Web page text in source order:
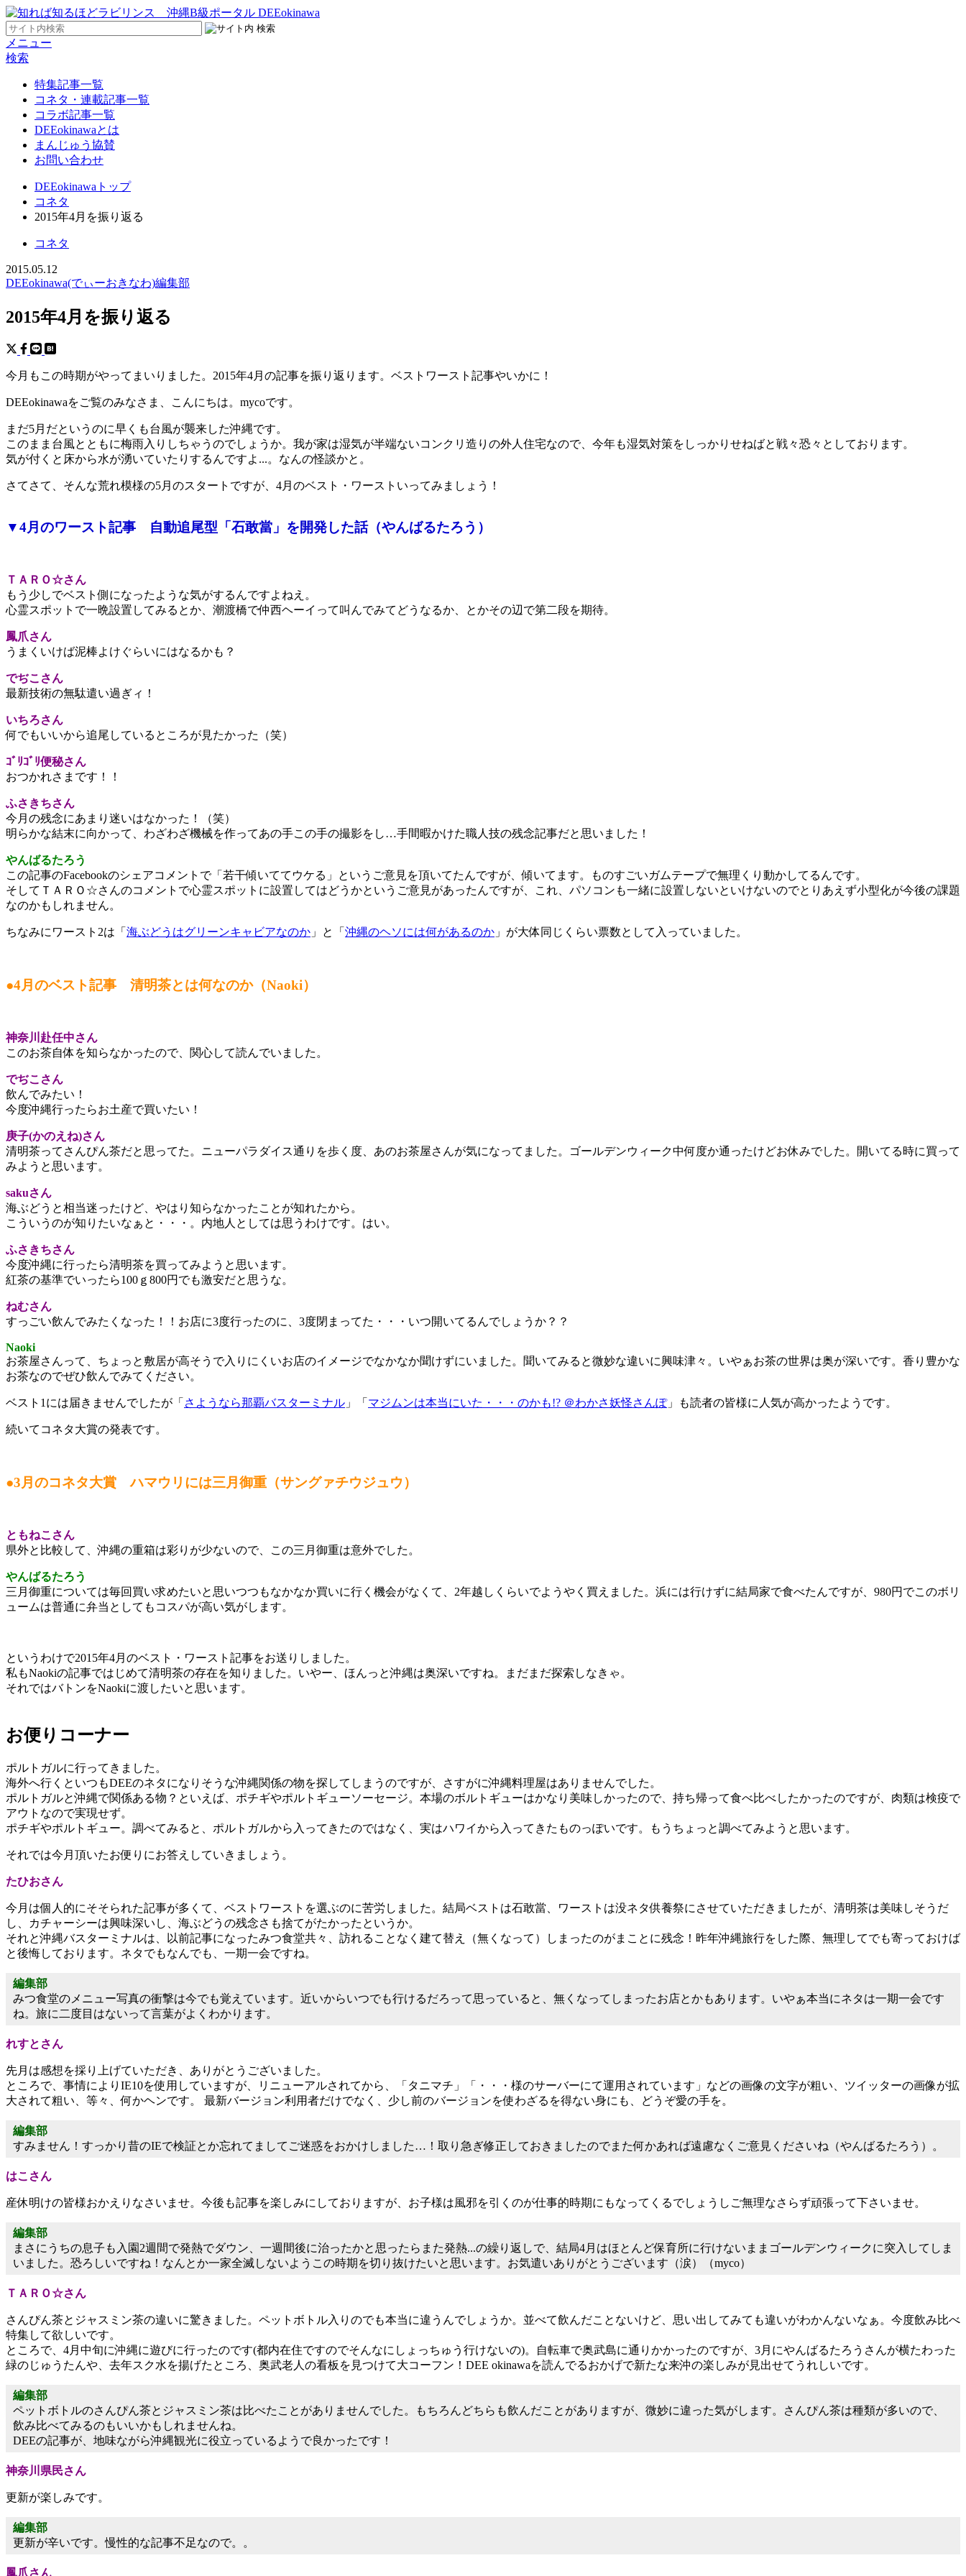
メニュー
検索
特集記事一覧
コネタ・連載記事一覧
コラボ記事一覧
DEEokinawaとは
まんじゅう協賛
お問い合わせ
DEEokinawaトップ
コネタ
2015年4月を振り返る
コネタ
2015.05.12
DEEokinawa(でぃーおきなわ)編集部
2015年4月を振り返る
今月もこの時期がやってまいりました。2015年4月の記事を振り返ります。ベストワースト記事やいかに！
DEEokinawaをご覧のみなさま、こんにちは。mycoです。
まだ5月だというのに早くも台風が襲来した沖縄です。
このまま台風とともに梅雨入りしちゃうのでしょうか。我が家は湿気が半端ないコンクリ造りの外人住宅なので、今年も湿気対策をしっかりせねばと戦々恐々としております。
気が付くと床から水が湧いていたりするんですよ...。なんの怪談かと。
さてさて、そんな荒れ模様の5月のスタートですが、4月のベスト・ワーストいってみましょう！
▼4月のワースト記事 自動追尾型「石敢當」を開発した話（やんばるたろう）
ＴＡＲＯ☆さん
もう少しでベスト側になったような気がするんですよねえ。
心霊スポットで一晩設置してみるとか、潮渡橋で仲西ヘーイって叫んでみてどうなるか、とかその辺で第二段を期待。
鳳爪さん
うまくいけば泥棒よけぐらいにはなるかも？
でぢこさん
最新技術の無駄遣い過ぎィ！
いちろさん
何でもいいから追尾しているところが見たかった（笑）
ｺﾞﾘｺﾞﾘ便秘さん
おつかれさまです！！
ふさきちさん
今月の残念にあまり迷いはなかった！（笑）
明らかな結末に向かって、わざわざ機械を作ってあの手この手の撮影をし…手間暇かけた職人技の残念記事だと思いました！
やんばるたろう
この記事のFacebookのシェアコメントで「若干傾いててウケる」というご意見を頂いてたんですが、傾いてます。ものすごいガムテープで無理くり動かしてるんです。
そしてＴＡＲＯ☆さんのコメントで心霊スポットに設置してはどうかというご意見があったんですが、これ、パソコンも一緒に設置しないといけないのでとりあえず小型化が今後の課題
なのかもしれません。
ちなみにワースト2は「 海ぶどうはグリーンキャビアなのか 」と「 沖縄のヘソには何があるのか 」が大体同じくらい票数として入っていました。
●4月のベスト記事 清明茶とは何なのか（Naoki）
神奈川赴任中さん
このお茶自体を知らなかったので、関心して読んでいました。
でぢこさん
飲んでみたい！
今度沖縄行ったらお土産で買いたい！
庚子(かのえね)さん
清明茶ってさんぴん茶だと思ってた。ニューパラダイス通りを歩く度、あのお茶屋さんが気になってました。ゴールデンウィーク中何度か通ったけどお休みでした。開いてる時に買って
みようと思います。
sakuさん
海ぶどうと相当迷ったけど、やはり知らなかったことが知れたから。
こういうのが知りたいなぁと・・・。内地人としては思うわけです。はい。
ふさきちさん
今度沖縄に行ったら清明茶を買ってみようと思います。
紅茶の基準でいったら100ｇ800円でも激安だと思うな。
ねむさん
すっごい飲んでみたくなった！！お店に3度行ったのに、3度閉まってた・・・いつ開いてるんでしょうか？？
Naoki
お茶屋さんって、ちょっと敷居が高そうで入りにくいお店のイメージでなかなか聞けずにいました。聞いてみると微妙な違いに興味津々。いやぁお茶の世界は奥が深いです。香り豊かな
お茶なのでぜひ飲んでみてください。
ベスト1には届きませんでしたが「 さようなら那覇バスターミナル 」「 マジムンは本当にいた・・・のかも!? ＠わかさ妖怪さんぽ」も読者の皆様に人気が高かったようです。
続いてコネタ大賞の発表です。
●3月のコネタ大賞 ハマウリには三月御重（サングァチウジュウ）
ともねこさん
県外と比較して、沖縄の重箱は彩りが少ないので、この三月御重は意外でした。
やんばるたろう
三月御重については毎回買い求めたいと思いつつもなかなか買いに行く機会がなくて、2年越しくらいでようやく買えました。浜には行けずに結局家で食べたんですが、980円でこのボリ
ュームは普通に弁当としてもコスパが高い気がします。
というわけで2015年4月のベスト・ワースト記事をお送りしました。
私もNaokiの記事ではじめて清明茶の存在を知りました。いやー、ほんっと沖縄は奥深いですね。まだまだ探索しなきゃ。
それではバトンをNaokiに渡したいと思います。
お便りコーナー
ポルトガルに行ってきました。
海外へ行くといつもDEEのネタになりそうな沖縄関係の物を探してしまうのですが、さすがに沖縄料理屋はありませんでした。
ポルトガルと沖縄で関係ある物？といえば、ポチギやポルトギューソーセージ。本場のボルトギューはかなり美味しかったので、持ち帰って食べ比べしたかったのですが、肉類は検疫で
アウトなので実現せず。
ポチギやポルトギュー。調べてみると、ポルトガルから入ってきたのではなく、実はハワイから入ってきたものっぽいです。もうちょっと調べてみようと思います。
それでは今月頂いたお便りにお答えしていきましょう。
たひおさん
今月は個人的にそそられた記事が多くて、ベストワーストを選ぶのに苦労しました。結局ベストは石敢當、ワーストは没ネタ供養祭にさせていただきましたが、清明茶は美味しそうだ
し、カチャーシーは興味深いし、海ぶどうの残念さも捨てがたかったというか。
それと沖縄バスターミナルは、以前記事になったみつ食堂共々、訪れることなく建て替え（無くなって）しまったのがまことに残念！昨年沖縄旅行をした際、無理してでも寄っておけば
と後悔しております。ネタでもなんでも、一期一会ですね。
編集部
みつ食堂のメニュー写真の衝撃は今でも覚えています。近いからいつでも行けるだろって思っていると、無くなってしまったお店とかもあります。いやぁ本当にネタは一期一会です
ね。旅に二度目はないって言葉がよくわかります。
れすとさん
先月は感想を採り上げていただき、ありがとうございました。
ところで、事情によりIE10を使用していますが、リニューアルされてから、「タニマチ」「・・・様のサーバーにて運用されています」などの画像の文字が粗い、ツイッターの画像が拡
大されて粗い、等々、何かヘンです。 最新バージョン利用者だけでなく、少し前のバージョンを使わざるを得ない身にも、どうぞ愛の手を。
編集部
すみません！すっかり昔のIEで検証とか忘れてましてご迷惑をおかけしました…！取り急ぎ修正しておきましたのでまた何かあれば遠慮なくご意見くださいね（やんばるたろう）。
はこさん
産休明けの皆様おかえりなさいませ。今後も記事を楽しみにしておりますが、お子様は風邪を引くのが仕事的時期にもなってくるでしょうしご無理なさらず頑張って下さいませ。
編集部
まさにうちの息子も入園2週間で発熱でダウン、一週間後に治ったかと思ったらまた発熱...の繰り返しで、結局4月はほとんど保育所に行けないままゴールデンウィークに突入してしま
いました。恐ろしいですね！なんとか一家全滅しないようこの時期を切り抜けたいと思います。お気遣いありがとうございます（涙）（myco）
ＴＡＲＯ☆さん
さんぴん茶とジャスミン茶の違いに驚きました。ペットボトル入りのでも本当に違うんでしょうか。並べて飲んだことないけど、思い出してみても違いがわかんないなぁ。今度飲み比べ
特集して欲しいです。
ところで、4月中旬に沖縄に遊びに行ったのです(都内在住ですのでそんなにしょっちゅう行けないの)。自転車で奥武島に通りかかったのですが、3月にやんばるたろうさんが横たわった
緑のじゅうたんや、去年スク水を揚げたところ、奥武老人の看板を見つけて大コーフン！DEE okinawaを読んでるおかげで新たな来沖の楽しみが見出せてうれしいです。
編集部
ペットボトルのさんぴん茶とジャスミン茶は比べたことがありませんでした。もちろんどちらも飲んだことがありますが、微妙に違った気がします。さんぴん茶は種類が多いので、
飲み比べてみるのもいいかもしれませんね。
DEEの記事が、地味ながら沖縄観光に役立っているようで良かったです！
神奈川県民さん
更新が楽しみです。
編集部
更新が辛いです。慢性的な記事不足なので。。
鳳爪さん